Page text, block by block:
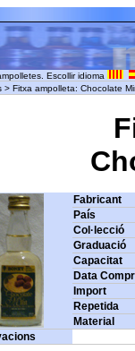
Escollir idioma
> Fitxa ampolleta: Chocolate
Fabricant
País
Col·lecció
Graduació
Capacitat
Data
Import
Repetida
Material